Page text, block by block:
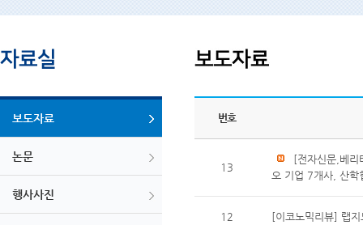
보도자료
논문
행사사진
번호
13
[전자신문,베
오 기업 7개사, 산학
12 [이코노믹리뷰] 랩